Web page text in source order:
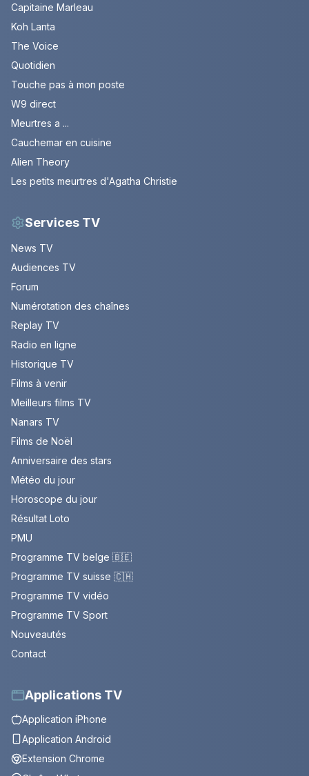
Capitaine Marleau
Koh Lanta
The Voice
Quotidien
Touche pas à mon poste
W9 direct
Meurtres a ...
Cauchemar en cuisine
Alien Theory
Les petits meurtres d'Agatha Christie
Services TV
News TV
Audiences TV
Forum
Numérotation des chaînes
Replay TV
Radio en ligne
Historique TV
Films à venir
Meilleurs films TV
Nanars TV
Films de Noël
Anniversaire des stars
Météo du jour
Horoscope du jour
Résultat Loto
PMU
Programme TV belge 🇧🇪
Programme TV suisse 🇨🇭
Programme TV vidéo
Programme TV Sport
Nouveautés
Contact
Applications TV
Application iPhone
Application Android
Extension Chrome